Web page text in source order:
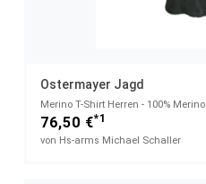
Ostermayer Jagd
Merino T-Shirt Herren - 100% Merino
76,50 €*1
von Hs-arms Michael Schaller